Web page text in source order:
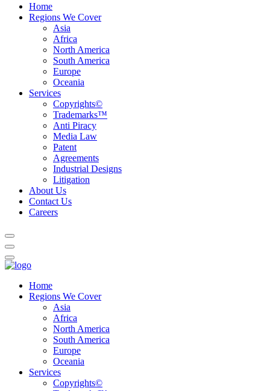
Home
Regions We Cover
Asia
Africa
North America
South America
Europe
Oceania
Services
Copyrights©
Trademarks™
Anti Piracy
Media Law
Patent
Agreements
Industrial Designs
Litigation
About Us
Contact Us
Careers
Home
Regions We Cover
Asia
Africa
North America
South America
Europe
Oceania
Services
Copyrights©